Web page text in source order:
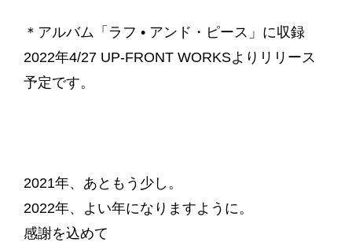
＊アルバム「ラフ • アンド・ピース」に収録
2022年4/27 UP-FRONT WORKSよりリリース
予定です。
2021年、あともう少し。
2022年、よい年になりますように。
感謝を込めて